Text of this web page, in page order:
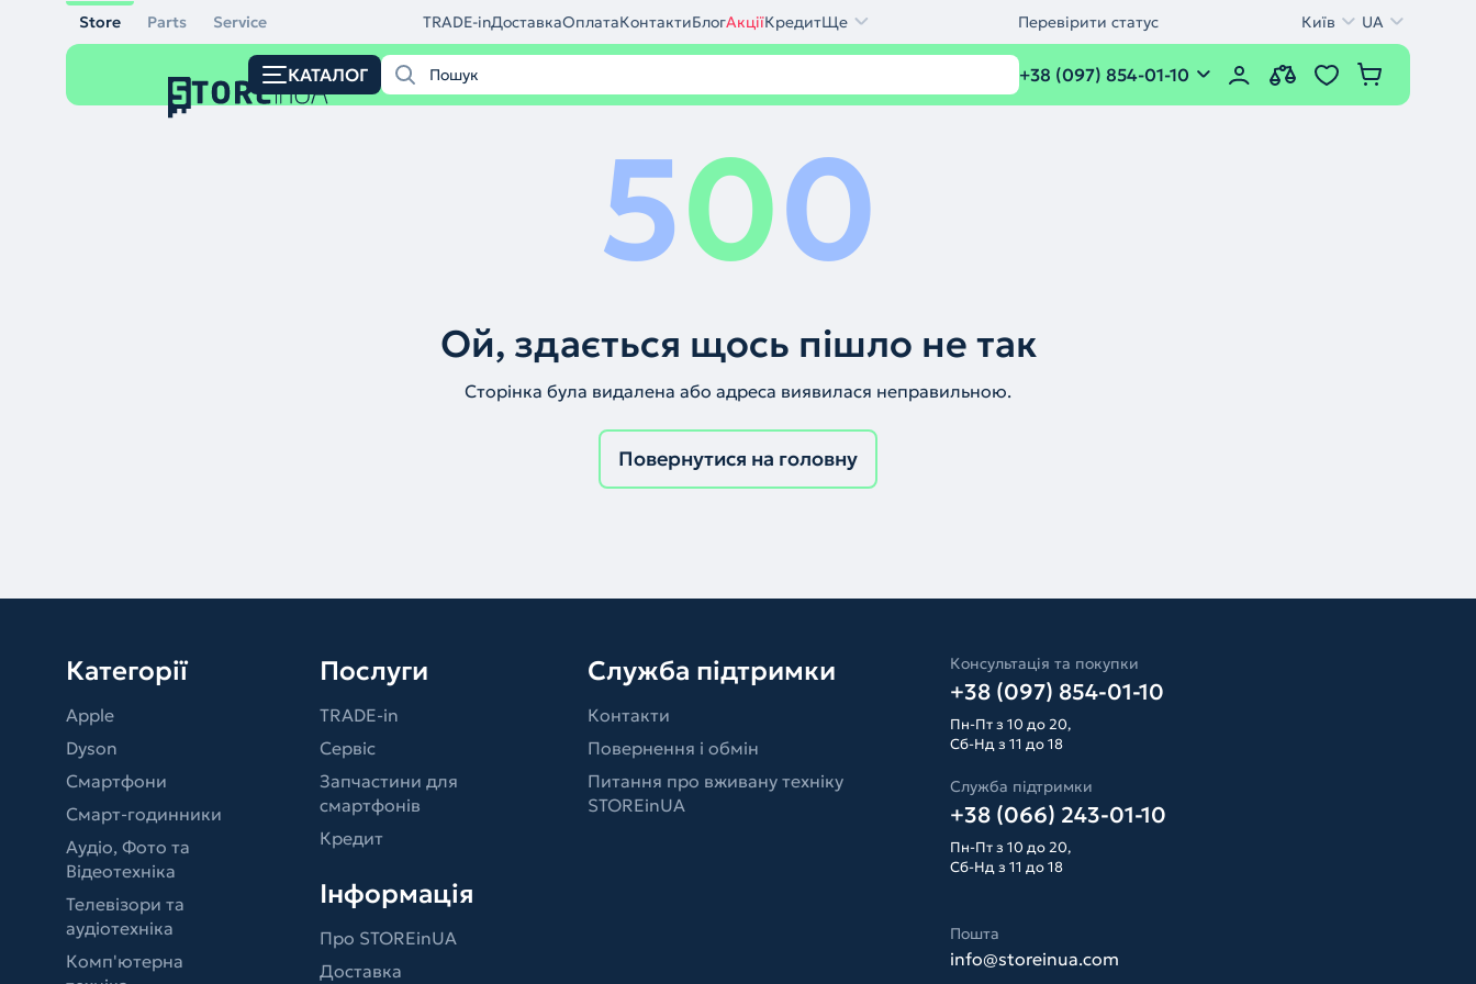
Store Parts Service TRADE-inДоставкаОплатаКонтактиБлогАкціїКредитЩе Перевірити статус Київ UA
КАТАЛОГ +38 (097) 854-01-10
500
Ой, здається щось пішло не так
Сторінка була видалена або адреса виявилася неправильною.
Повернутися на головну
Категорії
Apple
Dyson
Смартфони
Смарт-годинники
Аудіо, Фото та
Відеотехніка
Телевізори та
аудіотехніка
Комп'ютерна
Послуги
TRADE-in
Сервіс
Запчастини для
смартфонів
Кредит
Інформація
Про STOREinUA
Доставка
Служба підтримки
Контакти
Повернення і обмін
Питання про вживану техніку
STOREinUA
Консультація та покупки
+38 (097) 854-01-10
Пн-Пт з 10 до 20,
Сб-Нд з 11 до 18
Служба підтримки
+38 (066) 243-01-10
Пн-Пт з 10 до 20,
Сб-Нд з 11 до 18
Пошта
info@storeinua.com